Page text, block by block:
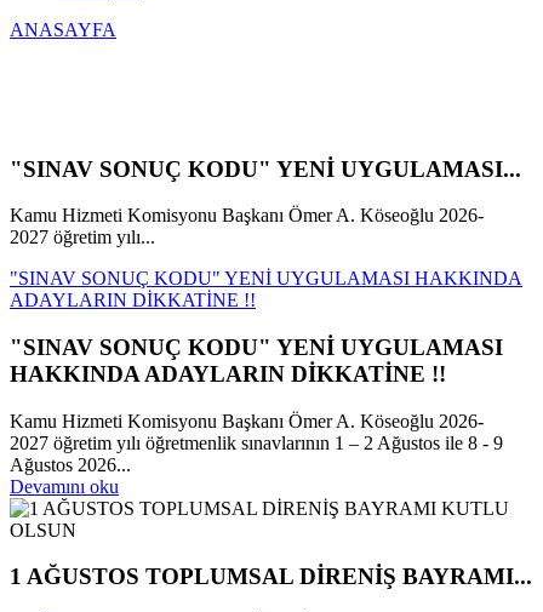
ANASAYFA
"SINAV SONUÇ KODU" YENİ UYGULAMASI...
Kamu Hizmeti Komisyonu Başkanı Ömer A. Köseoğlu 2026-
2027 öğretim yılı...
"SINAV SONUÇ KODU" YENİ UYGULAMASI HAKKINDA
ADAYLARIN DİKKATİNE !!
"SINAV SONUÇ KODU" YENİ UYGULAMASI
HAKKINDA ADAYLARIN DİKKATİNE !!
Kamu Hizmeti Komisyonu Başkanı Ömer A. Köseoğlu 2026-
2027 öğretim yılı öğretmenlik sınavlarının 1 – 2 Ağustos ile 8 - 9
Ağustos 2026...
Devamını oku
1 AĞUSTOS TOPLUMSAL DİRENİŞ BAYRAMI...